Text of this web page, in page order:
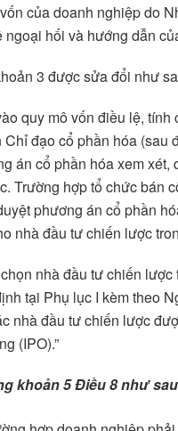
của doanh nghiệp do
ngoại hối và hướng dẫn
3 được sửa đổi như
quy mô vốn điều lệ,
Chỉ đạo cổ phần hóa (sau
án cổ phần hóa xem
Trường hợp tổ chức bán
phương án cổ phần
nhà đầu tư chiến lược
nhà đầu tư chiến
tại Phụ lục I kèm theo
nhà đầu tư chiến lược
(IPO).”
khoản 5Điều 8 như